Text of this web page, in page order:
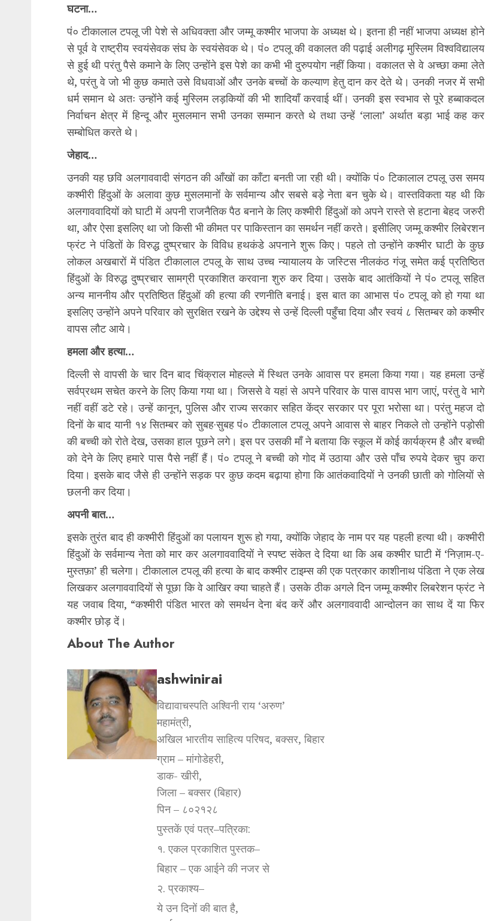
घटना…
पं० टीकालाल टपलू जी पेशे से अधिवक्ता और जम्मू कश्मीर भाजपा के अध्यक्ष थे। इतना ही नहीं भाजपा अध्यक्ष होने
से पूर्व वे राष्ट्रीय स्वयंसेवक संघ के स्वयंसेवक थे। पं० टपलू की वकालत की पढ़ाई अलीगढ़ मुस्लिम विश्वविद्यालय
से हुई थी परंतु पैसे कमाने के लिए उन्होंने इस पेशे का कभी भी दुरुपयोग नहीं किया। वकालत से वे अच्छा कमा लेते
थे, परंतु वे जो भी कुछ कमाते उसे विधवाओं और उनके बच्चों के कल्याण हेतु दान कर देते थे। उनकी नजर में सभी
धर्म समान थे अतः उन्होंने कई मुस्लिम लड़कियों की भी शादियाँ करवाई थीं। उनकी इस स्वभाव से पूरे हब्बाकदल
निर्वाचन क्षेत्र में हिन्दू और मुसलमान सभी उनका सम्मान करते थे तथा उन्हें ‘लाला’ अर्थात बड़ा भाई कह कर
सम्बोधित करते थे।
जेहाद…
उनकी यह छवि अलगाववादी संगठन की आँखों का काँटा बनती जा रही थी। क्योंकि पं० टिकालाल टपलू उस समय
कश्मीरी हिंदुओं के अलावा कुछ मुसलमानों के सर्वमान्य और सबसे बड़े नेता बन चुके थे। वास्तविकता यह थी कि
अलगाववादियों को घाटी में अपनी राजनैतिक पैठ बनाने के लिए कश्मीरी हिंदुओं को अपने रास्ते से हटाना बेहद जरुरी
था, और ऐसा इसलिए था जो किसी भी कीमत पर पाकिस्तान का समर्थन नहीं करते। इसीलिए जम्मू कश्मीर लिबेरशन
फ्रंट ने पंडितों के विरुद्ध दुष्प्रचार के विविध हथकंडे अपनाने शुरू किए। पहले तो उन्होंने कश्मीर घाटी के कुछ
लोकल अखबारों में पंडित टीकालाल टपलू के साथ उच्च न्यायालय के जस्टिस नीलकंठ गंजू समेत कई प्रतिष्ठित
हिंदुओं के विरुद्ध दुष्प्रचार सामग्री प्रकाशित करवाना शुरु कर दिया। उसके बाद आतंकियों ने पं० टपलू सहित
अन्य माननीय और प्रतिष्ठित हिंदुओं की हत्या की रणनीति बनाई। इस बात का आभास पं० टपलू को हो गया था
इसलिए उन्होंने अपने परिवार को सुरक्षित रखने के उद्देश्य से उन्हें दिल्ली पहुँचा दिया और स्वयं ८ सितम्बर को कश्मीर
वापस लौट आये।
हमला और हत्या…
दिल्ली से वापसी के चार दिन बाद चिंक्राल मोहल्ले में स्थित उनके आवास पर हमला किया गया। यह हमला उन्हें
सर्वप्रथम सचेत करने के लिए किया गया था। जिससे वे यहां से अपने परिवार के पास वापस भाग जाएं, परंतु वे भागे
नहीं वहीं डटे रहे। उन्हें कानून, पुलिस और राज्य सरकार सहित केंद्र सरकार पर पूरा भरोसा था। परंतु महज दो
दिनों के बाद यानी १४ सितम्बर को सुबह·सुबह पं० टीकालाल टपलू अपने आवास से बाहर निकले तो उन्होंने पड़ोसी
की बच्ची को रोते देख, उसका हाल पूछने लगे। इस पर उसकी माँ ने बताया कि स्कूल में कोई कार्यक्रम है और बच्ची
को देने के लिए हमारे पास पैसे नहीं हैं। पं० टपलू ने बच्ची को गोद में उठाया और उसे पाँच रुपये देकर चुप करा
दिया। इसके बाद जैसे ही उन्होंने सड़क पर कुछ कदम बढ़ाया होगा कि आतंकवादियों ने उनकी छाती को गोलियों से
छलनी कर दिया।
अपनी बात…
इसके तुरंत बाद ही कश्मीरी हिंदुओं का पलायन शुरू हो गया, क्योंकि जेहाद के नाम पर यह पहली हत्या थी। कश्मीरी
हिंदुओं के सर्वमान्य नेता को मार कर अलगाववादियों ने स्पष्ट संकेत दे दिया था कि अब कश्मीर घाटी में ‘निज़ाम-ए-
मुस्तफ़ा’ ही चलेगा। टीकालाल टपलू की हत्या के बाद कश्मीर टाइम्स की एक पत्रकार काशीनाथ पंडिता ने एक लेख
लिखकर अलगाववादियों से पूछा कि वे आखिर क्या चाहते हैं। उसके ठीक अगले दिन जम्मू कश्मीर लिबरेशन फ्रंट ने
यह जवाब दिया, “कश्मीरी पंडित भारत को समर्थन देना बंद करें और अलगाववादी आन्दोलन का साथ दें या फिर
कश्मीर छोड़ दें।
About The Author
ashwinirai
विद्यावाचस्पति अश्विनी राय ‘अरुण’
महामंत्री,
अखिल भारतीय साहित्य परिषद, बक्सर, बिहार
ग्राम – मांगोडेहरी,
डाक- खीरी,
जिला – बक्सर (बिहार)
पिन – ८०२१२८
पुस्तकें एवं पत्र–पत्रिका:
१. एकल प्रकाशित पुस्तक–
बिहार – एक आईने की नजर से
२. प्रकाश्य–
ये उन दिनों की बात है,